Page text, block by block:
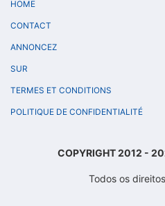
HOME
CONTACT
ANNONCEZ
SUR
TERMES ET CONDITIONS
POLITIQUE DE CONFIDENTIALITÉ
COPYRIGHT 2012 -
Todos os